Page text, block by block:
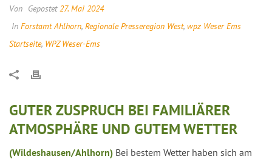
Von Gepostet27. Mai 2024
In Forstamt Ahlhorn, Regionale Presseregion West, wpz Weser Ems
Startseite, WPZ Weser-Ems
GUTER ZUSPRUCH BEI FAMILIÄRER
ATMOSPHÄRE UND GUTEM WETTER
(Wildeshausen/Ahlhorn) Bei bestem Wetter haben sich am